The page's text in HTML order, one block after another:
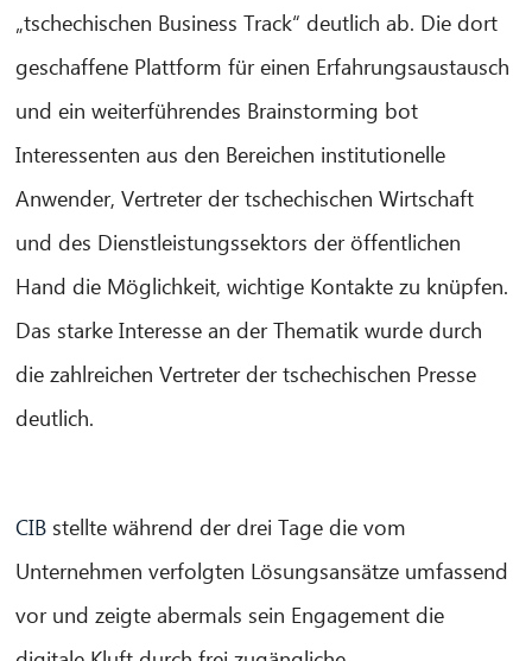
„tschechischen Business Track“ deutlich ab. Die dort
geschaffene Plattform für einen Erfahrungsaustausch
und ein weiterführendes Brainstorming bot
Interessenten aus den Bereichen institutionelle
Anwender, Vertreter der tschechischen Wirtschaft
und des Dienstleistungssektors der öffentlichen
Hand die Möglichkeit, wichtige Kontakte zu knüpfen.
Das starke Interesse an der Thematik wurde durch
die zahlreichen Vertreter der tschechischen Presse
deutlich.
CIB stellte während der drei Tage die vom
Unternehmen verfolgten Lösungsansätze umfassend
vor und zeigte abermals sein Engagement die